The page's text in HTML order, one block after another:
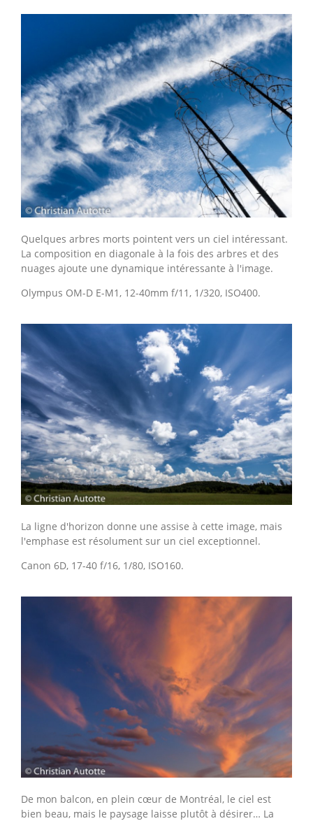
Quelques arbres morts pointent vers un ciel intéressant.
La composition en diagonale à la fois des arbres et des
nuages ajoute une dynamique intéressante à l'image.
Olympus OM-D E-M1, 12-40mm f/11, 1/320, ISO400.
La ligne d'horizon donne une assise à cette image, mais
l'emphase est résolument sur un ciel exceptionnel.
Canon 6D, 17-40 f/16, 1/80, ISO160.
De mon balcon, en plein cœur de Montréal, le ciel est
bien beau, mais le paysage laisse plutôt à désirer… La